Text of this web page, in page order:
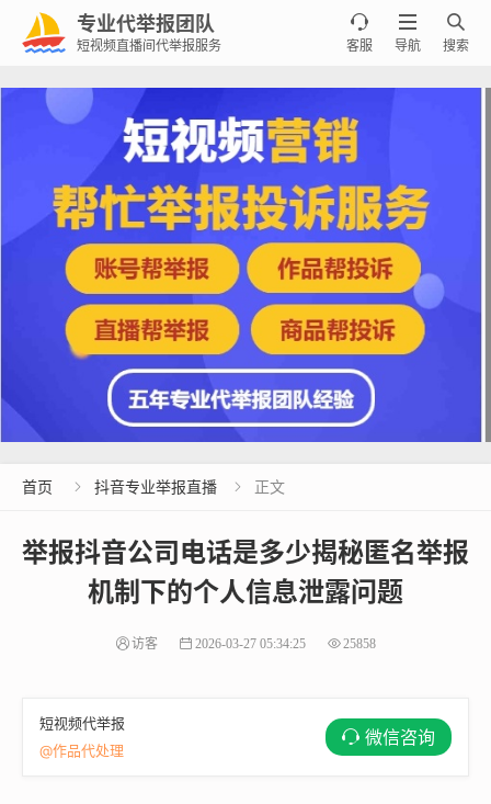
专业代举报团队
短视频直播间代举报服务

搜索

导航

客服
首页  抖音专业举报直播  正文
举报抖音公司电话是多少揭秘匿名举报
机制下的个人信息泄露问题
访客 2026-03-27 05:34:25 25858
短视频代举报
@作品代处理
微信咨询